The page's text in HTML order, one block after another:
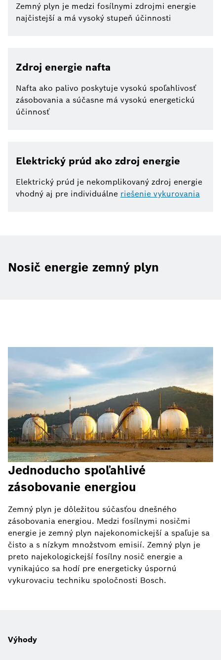
Zemný plyn je medzi fosílnymi zdrojmi energie
najčistejší a má vysoký stupeň účinnosti
Zdroj energie nafta
Nafta ako palivo poskytuje vysokú spoľahlivosť
zásobovania a súčasne má vysokú energetickú
účinnosť
Elektrický prúd ako zdroj energie
Elektrický prúd je nekomplikovaný zdroj energie
vhodný aj pre individuálne riešenie vykurovania
Nosič energie zemný plyn
Jednoducho spoľahlivé
zásobovanie energiou
Zemný plyn je dôležitou súčasťou dnešného
zásobovania energiou. Medzi fosílnymi nosičmi
energie je zemný plyn najekonomickejší a spaľuje sa
čisto a s nízkym množstvom emisií. Zemný plyn je
preto najekologickejší fosílny nosič energie a
vynikajúco sa hodí pre energeticky úspornú
vykurovaciu techniku spoločnosti Bosch.
Výhody